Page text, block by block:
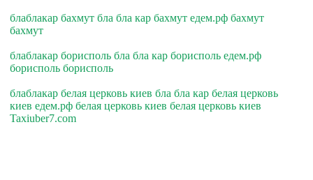
блаблакар бахмут бла бла кар бахмут едем.рф бахмут
бахмут
блаблакар борисполь бла бла кар борисполь едем.рф
борисполь борисполь
блаблакар белая церковь киев бла бла кар белая церковь
киев едем.рф белая церковь киев белая церковь киев
Taxiuber7.com